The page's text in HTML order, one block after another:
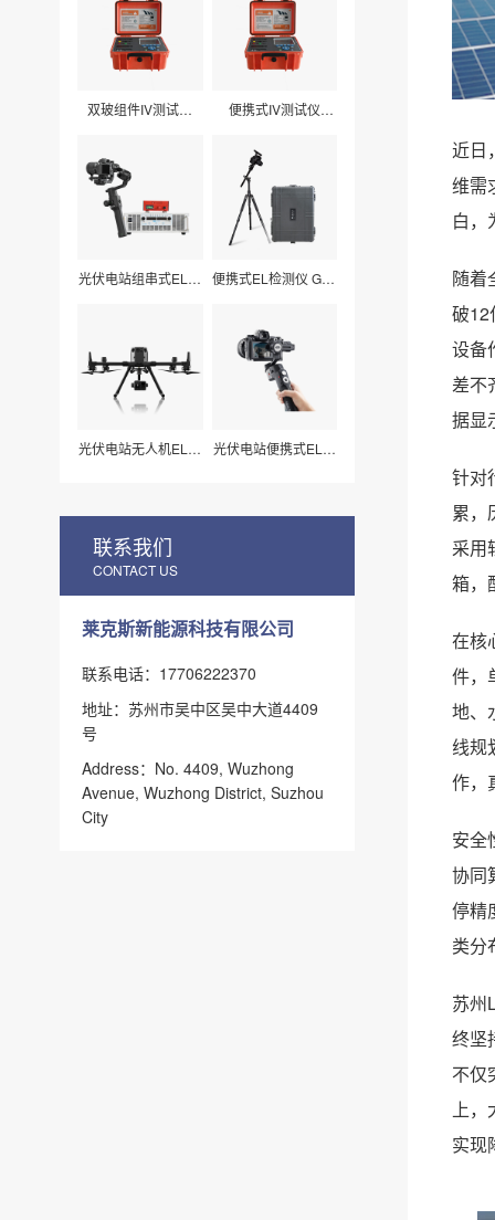
双玻组件IV测试仪
便携式IV测试仪
光伏电站组串式EL检
便携式EL检测仪 G50
光伏电站无人机EL扫
光伏电站便携式EL检
联系我们
CONTACT US
莱克斯新能源科技有限公司
联系电话：17706222370
地址：苏州市吴中区吴中大道4409
号
Address：No. 4409, Wuzhong
Avenue, Wuzhong District, Suzhou
City
近日
维需
白，
随着
破12
设备
差不
据显
针对
累，
采用
箱，
在核
件，
地、
线规
作，
安全
协同
停精
类分
苏州
终坚
不仅
上，
实现